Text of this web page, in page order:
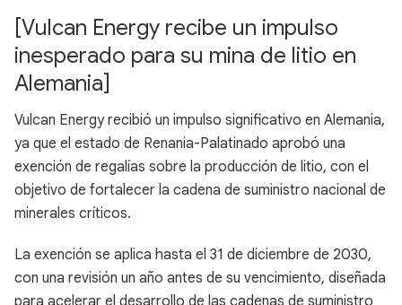
[Vulcan Energy recibe un impulso
inesperado para su mina de litio en
Alemania]
Vulcan Energy recibió un impulso significativo en Alemania,
ya que el estado de Renania-Palatinado aprobó una
exención de regalías sobre la producción de litio, con el
objetivo de fortalecer la cadena de suministro nacional de
minerales críticos.
La exención se aplica hasta el 31 de diciembre de 2030,
con una revisión un año antes de su vencimiento, diseñada
para acelerar el desarrollo de las cadenas de suministro